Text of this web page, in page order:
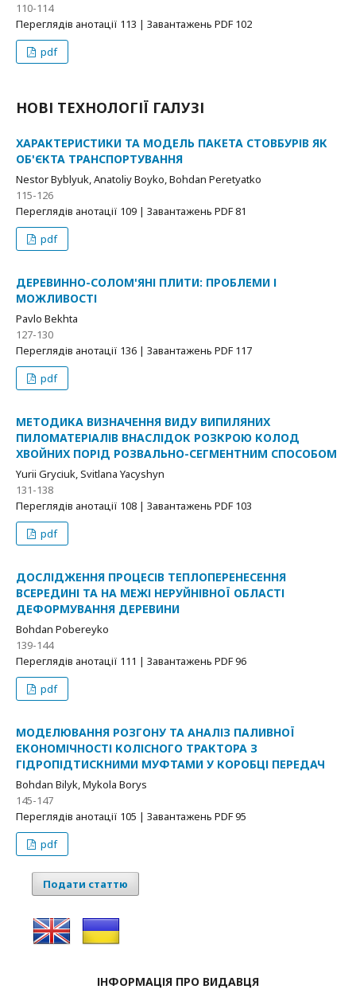
110-114
Переглядів анотації 113 | Завантажень PDF 102
pdf
НОВІ ТЕХНОЛОГІЇ ГАЛУЗІ
ХАРАКТЕРИСТИКИ ТА МОДЕЛЬ ПАКЕТА СТОВБУРІВ ЯК
ОБ'ЄКТА ТРАНСПОРТУВАННЯ
Nestor Byblyuk, Anatoliy Boyko, Bohdan Peretyatko
115-126
Переглядів анотації 109 | Завантажень PDF 81
pdf
ДЕРЕВИННО-СОЛОМ'ЯНІ ПЛИТИ: ПРОБЛЕМИ І
МОЖЛИВОСТІ
Pavlo Bekhta
127-130
Переглядів анотації 136 | Завантажень PDF 117
pdf
МЕТОДИКА ВИЗНАЧЕННЯ ВИДУ ВИПИЛЯНИХ
ПИЛОМАТЕРІАЛІВ ВНАСЛІДОК РОЗКРОЮ КОЛОД
ХВОЙНИХ ПОРІД РОЗВАЛЬНО-СЕГМЕНТНИМ СПОСОБОМ
Yurii Grycіuk, Svitlana Yacyshyn
131-138
Переглядів анотації 108 | Завантажень PDF 103
pdf
ДОСЛІДЖЕННЯ ПРОЦЕСІВ ТЕПЛОПЕРЕНЕСЕННЯ
ВСЕРЕДИНІ ТА НА МЕЖІ НЕРУЙНІВНОЇ ОБЛАСТІ
ДЕФОРМУВАННЯ ДЕРЕВИНИ
Bohdan Pobereyko
139-144
Переглядів анотації 111 | Завантажень PDF 96
pdf
МОДЕЛЮВАННЯ РОЗГОНУ ТА АНАЛІЗ ПАЛИВНОЇ
ЕКОНОМІЧНОСТІ КОЛІСНОГО ТРАКТОРА З
ГІДРОПІДТИСКНИМИ МУФТАМИ У КОРОБЦІ ПЕРЕДАЧ
Bohdan Bilyk, Mykola Borys
145-147
Переглядів анотації 105 | Завантажень PDF 95
pdf
Подати статтю
ІНФОРМАЦІЯ ПРО ВИДАВЦЯ